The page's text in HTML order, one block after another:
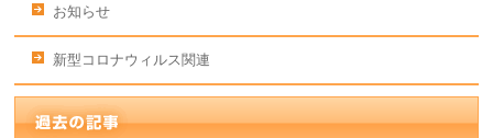
お知らせ
新型コロナウィルス関連